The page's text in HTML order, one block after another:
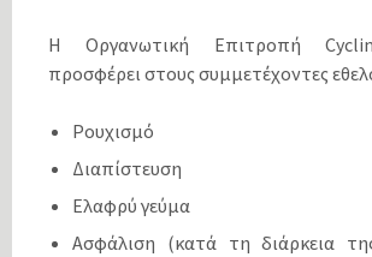
Η Οργανωτική Επιτροπή
προσφέρει στους συμμετέχοντες
Ρουχισμό
Διαπίστευση
Ελαφρύ γεύμα
Ασφάλιση (κατά τη διάρκεια